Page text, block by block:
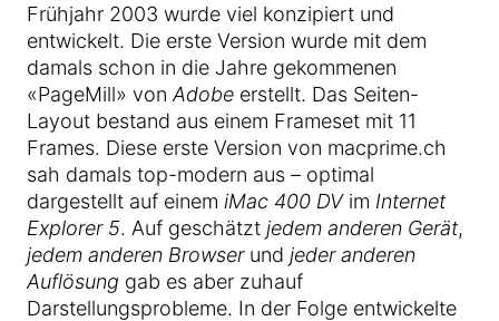
Frühjahr 2003 wurde viel konzipiert und
entwickelt. Die erste Version wurde mit dem
damals schon in die Jahre gekommenen
«PageMill» von Adobe erstellt. Das Seiten-
Layout bestand aus einem Frameset mit 11
Frames. Diese erste Version von macprime.ch
sah damals top-modern aus – optimal
dargestellt auf einem iMac 400 DVim Internet
Explorer 5. Auf geschätzt jedem anderen Gerät,
jedem anderen Browserund jeder anderen
Auflösung gab es aber zuhauf
Darstellungsprobleme. In der Folge entwickelte